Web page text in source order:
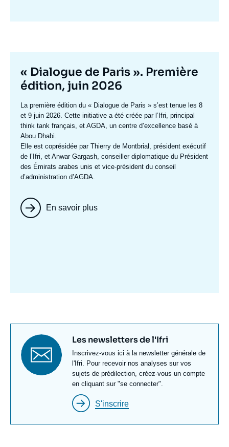
Titre
mis
en
avant
« Dialogue de Paris ». Première
édition, juin 2026
Texte
accroche
La première édition du « Dialogue de Paris » s’est tenue les 8
et 9 juin 2026. Cette initiative a été créée par l’Ifri, principal
think tank français, et AGDA, un centre d’excellence basé à
Abou Dhabi.
Elle est coprésidée par Thierry de Montbrial , président exécutif
de l’Ifri, et Anwar Gargash, conseiller diplomatique du Président
des Émirats arabes unis et vice-président du conseil
d’administration d’AGDA.
En savoir plus
Titre
newsletter
Les newsletters de l'Ifri
Texte
Newsletter
Inscrivez-vous ici à la newsletter générale de
l'Ifri. Pour recevoir nos analyses sur vos
sujets de prédilection, créez-vous un compte
en cliquant sur "se connecter".
S'inscrire